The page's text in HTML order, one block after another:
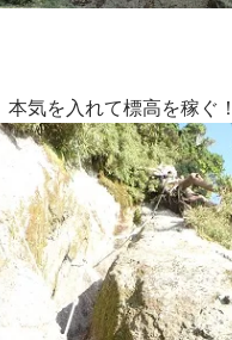
本気を入れて標高を稼ぐ！